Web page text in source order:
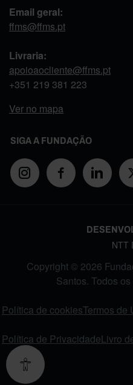
Email geral:
ffms@ffms.pt
Livraria:
apoioaocliente@ffms.pt
+351 219 381 223
Ver no mapa
SIGA A FUNDAÇÃO
NTT
Copyright © 2026
Santos. Todos
Política de cookiesTermos de
Política de PrivacidadeLivro